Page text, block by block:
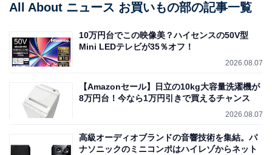
All About ニュース お買いもの部の記事一覧
10万円台でこの映像美？ハイセンスの50V型
Mini LEDテレビが35％オフ！
2026.08.07
【Amazonセール】日立の10kg大容量洗濯機が
8万円台！今なら1万円引きで買えるチャンス
2026.08.07
高級オーディオブランドの音響技術を集結。パ
ナソニックのミニコンポはハイレゾからネット